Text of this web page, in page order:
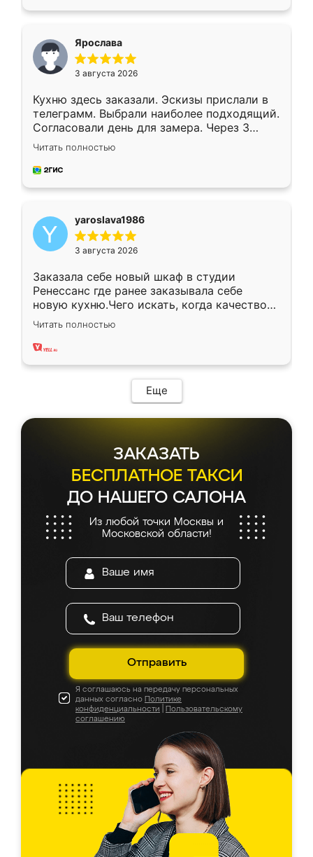
Ярослава
3 августа 2026
Кухню здесь заказали. Эскизы прислали в
телеграмм. Выбрали наиболее подходящий.
Согласовали день для замера. Через 3
недели кухня была уже готова. Остались
довольны работой. Спасибо Ренессанс
мебель за качественную работу!
Читать полностью
yaroslava1986
3 августа 2026
Заказала себе новый шкаф в студии
Ренессанс где ранее заказывала себе
новую кухню.Чего искать, когда качеством
вполне довольна. Служит кухня уже почти
два года, нареканий нет.
Читать полностью
Еще
ЗАКАЗАТЬ
БЕСПЛАТНОЕ ТАКСИ
ДО НАШЕГО САЛОНА
Из любой точки Москвы и
Московской области!
Отправить
Я соглашаюсь на передачу персональных
данных согласно Политике
конфиденциальности
Пользовательскому
соглашению